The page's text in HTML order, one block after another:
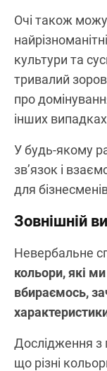
Очі також
культури та
тривалий
про
інших
У будь-якому
зв’язок і
для
Зовнішній
Невербальне
кольори, які
вбираємось,
Дослідження з
що різні